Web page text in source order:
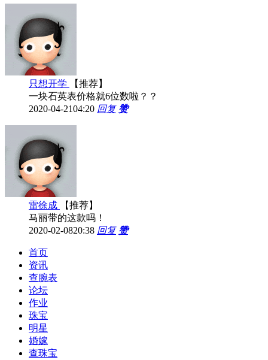
只想开学
【推荐】
一块石英表价格就6位数啦？？
2020-04-2104:20 回复 赞
雷徐成
【推荐】
马丽带的这款吗！
2020-02-0820:38 回复 赞
首页
资讯
查腕表
论坛
作业
珠宝
明星
婚嫁
查珠宝